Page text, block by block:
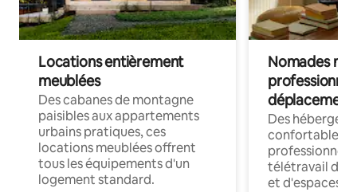
Locations entièrement
meublées
Des cabanes de montagne
paisibles aux appartements
urbains pratiques, ces
locations meublées offrent
tous les équipements d'un
logement standard.
Nomades
déplacement
Des
confortables
professionnels
télétravail
et d'espaces